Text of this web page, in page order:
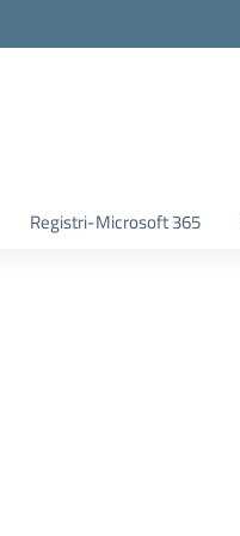
Registri-Microsoft 365